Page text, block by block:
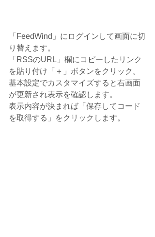
「FeedWind」にログインして画面に切
り替えます。
「RSSのURL」欄にコピーしたリンク
を貼り付け「＋」ボタンをクリック。
基本設定でカスタマイズすると右画面
が更新され表示を確認します。
表示内容が決まれば「保存してコード
を取得する」をクリックします。